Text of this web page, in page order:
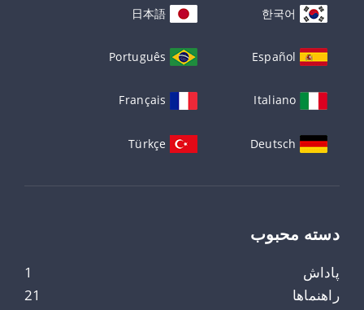
한국어
日本語
Español
Português
Italiano
Français
Deutsch
Türkçe
دسته محبوب
1
پاداش
21
راهنماها